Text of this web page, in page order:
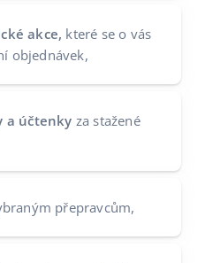
akce, které se o vás
objednávek,
a účtenky za stažené
přepravcům,